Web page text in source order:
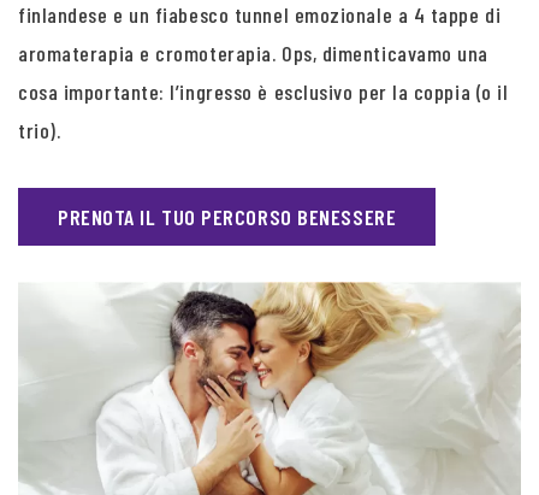
finlandese e un fiabesco tunnel emozionale a 4 tappe di
aromaterapia e cromoterapia. Ops, dimenticavamo una
cosa importante: l’ingresso è esclusivo per la coppia (o il
trio).
PRENOTA IL TUO PERCORSO BENESSERE